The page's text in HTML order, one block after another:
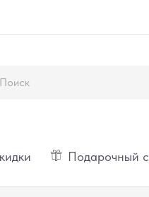
Подарочный